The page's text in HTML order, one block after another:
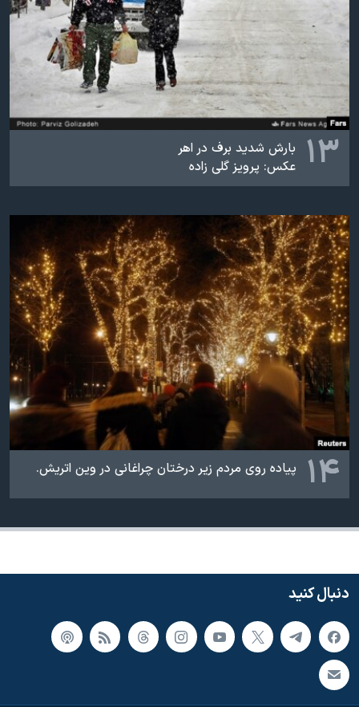
۱۳
بارش شدید برف در اهر
عکس: پرویز گلی زاده
۱۴ پیاده روی مردم زیر درختان چراغانی در وین اتریش.
دنبال کنید